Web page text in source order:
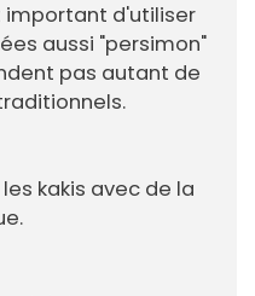
important d'utiliser
aussi "persimon"
pas autant de
kakis avec de la